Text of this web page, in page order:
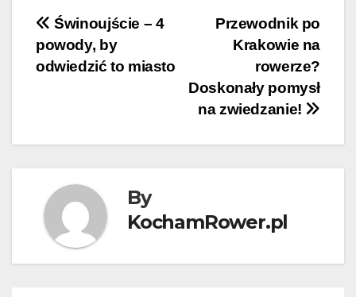
Nawigacja
wpisu
Przewodnik po
Krakowie na
rowerze?
Doskonały pomysł
na zwiedzanie!
Świnoujście – 4
powody, by
odwiedzić to miasto
By
KochamRower.pl